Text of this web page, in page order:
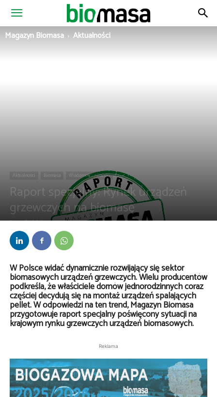
Magazyn
Magazyn Biomasa Aktualności
Aktualności Biomasa Wiadomości z Polski
Raport specjalny: Rynek urządzeń
grzewczych na biomasę
Przez Redakcja- 1 lipca 2016
W Polsce widać dynamicznie rozwijający się sektor
biomasowych urządzeń grzewczych. Wielu producentów
podkreśla, że właściciele domów jednorodzinnych coraz
częściej decydują się na montaż urządzeń spalających
pellet. W odpowiedzi na ten trend, Magazyn Biomasa
przygotowuje raport specjalny poświęcony sytuacji na
krajowym rynku grzewczych urządzeń biomasowych.
Reklama